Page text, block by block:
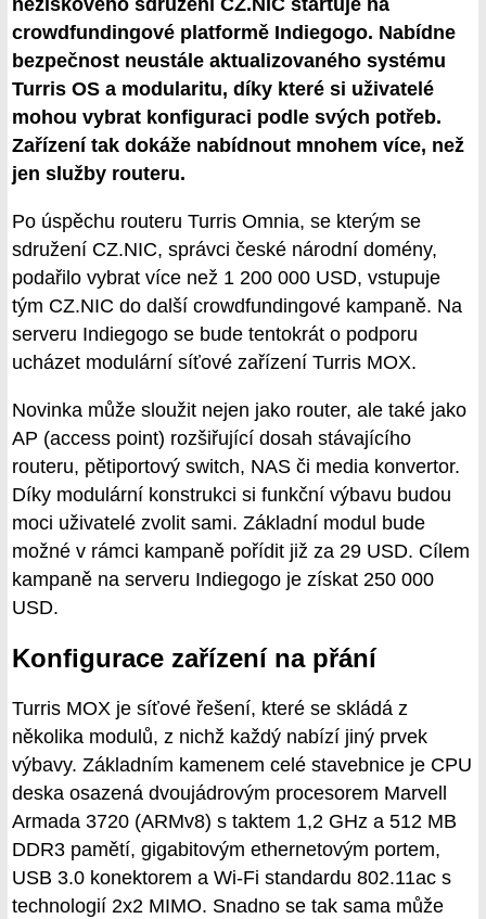
neziskového sdružení CZ.NIC startuje na
crowdfundingové platformě Indiegogo. Nabídne
bezpečnost neustále aktualizovaného systému
Turris OS a modularitu, díky které si uživatelé
mohou vybrat konfiguraci podle svých potřeb.
Zařízení tak dokáže nabídnout mnohem více, než
jen služby routeru.
Po úspěchu routeru Turris Omnia, se kterým se
sdružení CZ.NIC, správci české národní domény,
podařilo vybrat více než 1 200 000 USD, vstupuje
tým CZ.NIC do další crowdfundingové kampaně. Na
serveru Indiegogo se bude tentokrát o podporu
ucházet modulární síťové zařízení Turris MOX.
Novinka může sloužit nejen jako router, ale také jako
AP (access point) rozšiřující dosah stávajícího
routeru, pětiportový switch, NAS či media konvertor.
Díky modulární konstrukci si funkční výbavu budou
moci uživatelé zvolit sami. Základní modul bude
možné v rámci kampaně pořídit již za 29 USD. Cílem
kampaně na serveru Indiegogo je získat 250 000
USD.
Konfigurace zařízení na přání
Turris MOX je síťové řešení, které se skládá z
několika modulů, z nichž každý nabízí jiný prvek
výbavy. Základním kamenem celé stavebnice je CPU
deska osazená dvoujádrovým procesorem Marvell
Armada 3720 (ARMv8) s taktem 1,2 GHz a 512 MB
DDR3 pamětí, gigabitovým ethernetovým portem,
USB 3.0 konektorem a Wi-Fi standardu 802.11ac s
technologií 2x2 MIMO. Snadno se tak sama může